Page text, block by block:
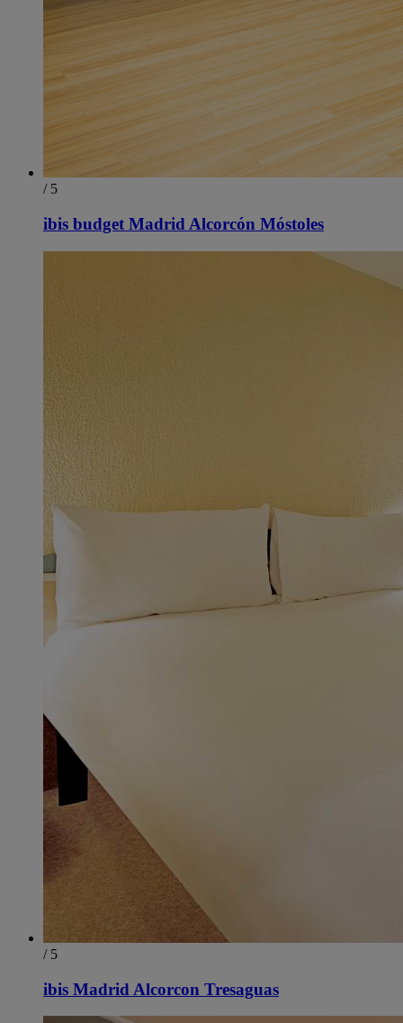
/ 5
ibis budget Madrid Alcorcón Móstoles
/ 5
ibis Madrid Alcorcon Tresaguas